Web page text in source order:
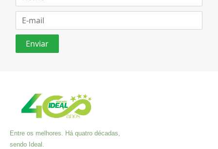
Entre os melhores. Há quatro décadas,
sendo Ideal.